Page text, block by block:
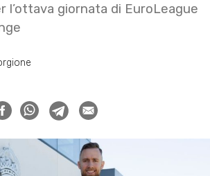
l’ottava giornata di EuroLeague